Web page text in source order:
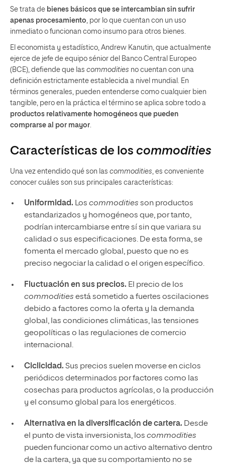
Se trata de bienes básicos que se intercambian sin sufrir
apenas procesamiento , por lo que cuentan con un uso
inmediato o funcionan como insumo para otros bienes.
El economista y estadístico, Andrew Kanutin, que actualmente
ejerce de jefe de equipo sénior del Banco Central Europeo
(BCE), defiende que las commodities no cuentan con una
definición estrictamente establecida a nivel mundial. En
términos generales, pueden entenderse como cualquier bien
tangible, pero en la práctica el término se aplica sobre todo a
productos relativamente homogéneos que pueden
comprarse al por mayor
Características de los commodities
Una vez entendido qué son las commodities , es conveniente
conocer cuáles son sus principales características:
Uniformidad. Los commodities son productos
estandarizados y homogéneos que, por tanto,
podrían intercambiarse entre sí sin que variara su
calidad o sus especificaciones. De esta forma, se
fomenta el mercado global, puesto que no es
preciso negociar la calidad o el origen específico.
Fluctuación en sus precios. El precio de los
commodities está sometido a fuertes oscilaciones
debido a factores como la oferta y la demanda
global, las condiciones climáticas, las tensiones
geopolíticas o las regulaciones de comercio
internacional.
Ciclicidad. Sus precios suelen moverse en ciclos
periódicos determinados por factores como las
cosechas para productos agrícolas, o la producción
y el consumo global para los energéticos.
Alternativa en la diversificación de cartera. Desde
el punto de vista inversionista, los commodities
pueden funcionar como un activo alternativo dentro
de la cartera, ya que su comportamiento no se